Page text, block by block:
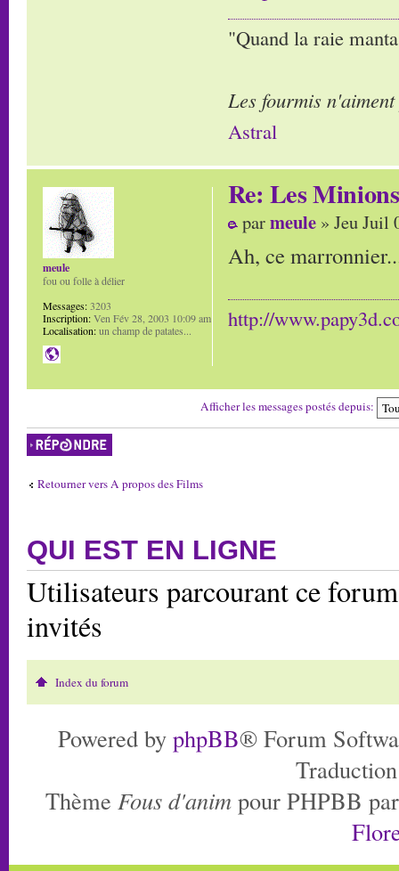
"Quand la raie
Les fourmis
Astral
Re: Les Minions
parmeule » Jeu Juil
Ah, ce
http://
meule
fou ou folle à délier
Messages:3203
Inscription:Ven Fév 28, 2003 10:09 am
Localisation:un champ de patates...
Afficher les messages postés depuis:
Répondre
Retourner vers A propos des Films
QUI EST EN LIGNE
Utilisateurs parcourant ce
invités
Index du forum
Powered by phpBB® Forum
Thème Fous d'anim pour PHPBB